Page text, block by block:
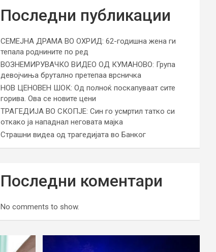
Последни публикации
СЕМЕЈНА ДРАМА ВО ОХРИД: 62-годишна жена ги
тепала роднините по ред
ВОЗНЕМИРУВАЧКО ВИДЕО ОД КУМАНОВО: Група
девојчиња брутално претепаа врсничка
НОВ ЦЕНОВЕН ШОК: Од полноќ поскапуваат сите
горива. Ова се новите цени
ТРАГЕДИЈА ВО СКОПЈЕ: Син го усмртил татко си
откако ја нападнал неговата мајка
Страшни видеа од трагедијата во Банког
Последни коментари
No comments to show.